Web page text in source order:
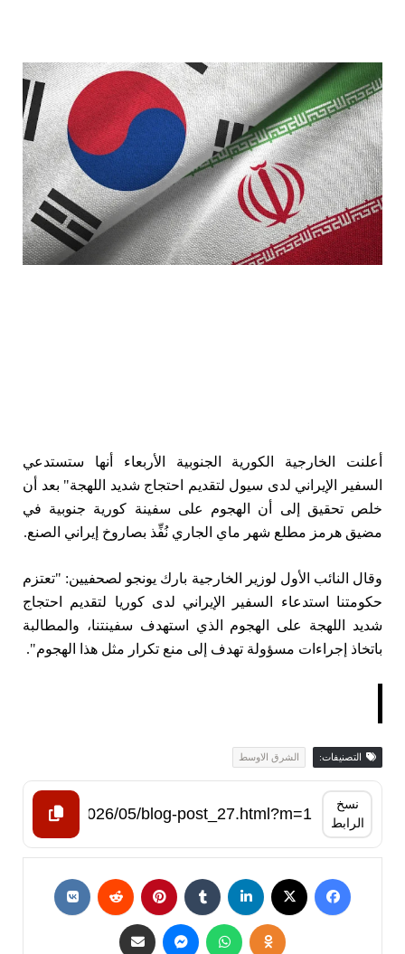
أعلنت الخارجية الكورية الجنوبية الأربعاء أنها ستستدعي
السفير الإيراني لدى سيول لتقديم احتجاج شديد اللهجة" بعد أن
خلص تحقيق إلى أن الهجوم على سفينة كورية جنوبية في
مضيق هرمز مطلع شهر ماي الجاري نُفِّذ بصاروخ إيراني الصنع.
وقال النائب الأول لوزير الخارجية بارك يونجو لصحفيين: "تعتزم
حكومتنا استدعاء السفير الإيراني لدى كوريا لتقديم احتجاج
شديد اللهجة على الهجوم الذي استهدف سفينتنا، والمطالبة
باتخاذ إجراءات مسؤولة تهدف إلى منع تكرار مثل هذا الهجوم".
التصنيفات: الشرق الاوسط
نسخ
الرابط